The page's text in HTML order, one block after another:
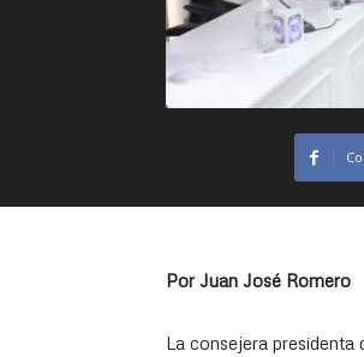
Por Juan José Romero
La consejera